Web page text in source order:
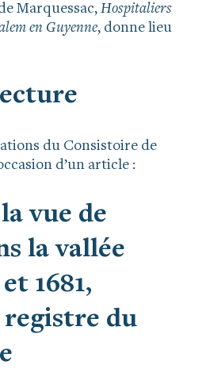
Marquessac, Hospitaliers
en Guyenne, donne lieu
du Consistoire de
d’un article :
vue de
la vallée
1681,
registre du